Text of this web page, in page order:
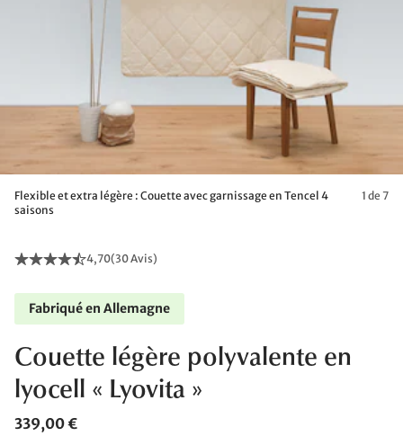
Flexible et extra légère : Couette avec garnissage en Tencel 4
saisons
1 de 7
4,70(30 Avis)
Fabriqué en Allemagne
Couette légère polyvalente en
lyocell « Lyovita »
339,00 €